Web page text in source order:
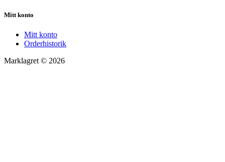
Mitt konto
Mitt konto
Orderhistorik
Marklagret © 2026